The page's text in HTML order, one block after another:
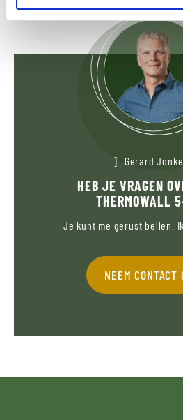
Gerard
HEB JE VRAGEN
THERMOWALL
Je kunt me gerust bellen.
NEEM CONTACT